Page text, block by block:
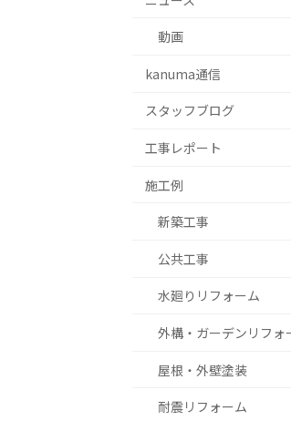
動画
kanuma通信
スタッフブログ
⼯事レポート
施工例
新築工事
公共工事
水廻りリフォーム
外構・ガーデンリフォ
屋根・外壁塗装
耐震リフォーム